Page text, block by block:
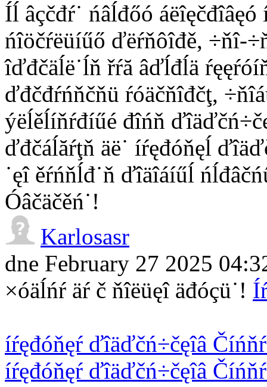
Íĺ âçčđŕ˙ ńâĺđőó
ńîöčŕëüíűő ďëŕňôîđě, ÷ňî-
îďđčäĺë˙ĺň řŕă âďĺđĺä
ďđčđŕńňčňü ŕóäčňîđčţ,
ýëĺěĺíňŕđíűé đîńň
ďđčáĺăŕţň äë˙ íŕęđóňęĺ
˙ęî ěŕńňĺđ˙ň ďîäîáíűĺ
Óâčäčěń˙!
Karlosasr
dne February 27 2025
×óäĺńŕ äŕ č ňîëüęî äđóçü˙!
íŕęđóňęŕ ďîäďčń÷čęîâ
íŕęđóňęŕ ďîäďčń÷čęîâ